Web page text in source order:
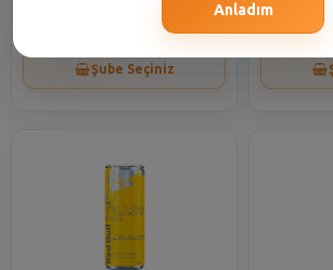
133,20 TL
Şube Seçiniz
Anladım